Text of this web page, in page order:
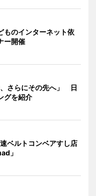
ものインターネット依
ー開催
さらにその先へ」 日
グを紹介
ベルトコンベアすし店
」